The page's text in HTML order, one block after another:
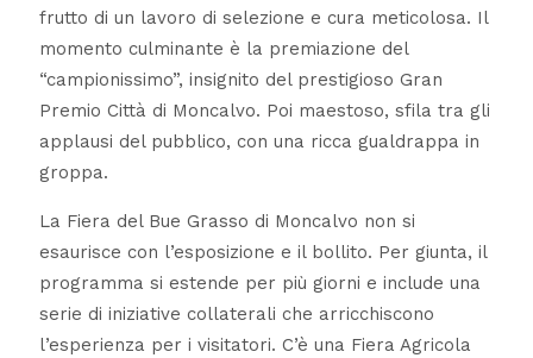
frutto di un lavoro di selezione e cura meticolosa. Il
momento culminante è la premiazione del
“campionissimo”, insignito del prestigioso Gran
Premio Città di Moncalvo. Poi maestoso, sfila tra gli
applausi del pubblico, con una ricca gualdrappa in
groppa.
La Fiera del Bue Grasso di Moncalvo non si
esaurisce con l’esposizione e il bollito. Per giunta, il
programma si estende per più giorni e include una
serie di iniziative collaterali che arricchiscono
l’esperienza per i visitatori. C’è una Fiera Agricola